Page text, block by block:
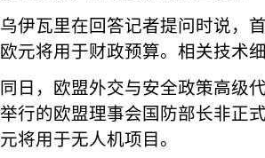
乌伊瓦里在回答记者提问时说，
欧元将用于财政预算。相关技术
同日，欧盟外交与安全政策高级
举行的欧盟理事会国防部长非正
元将用于无人机项目。